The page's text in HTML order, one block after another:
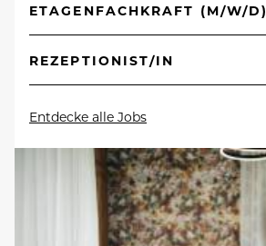
ETAGENFACHKRAFT (M/W/D)
REZEPTIONIST/IN
Entdecke alle Jobs